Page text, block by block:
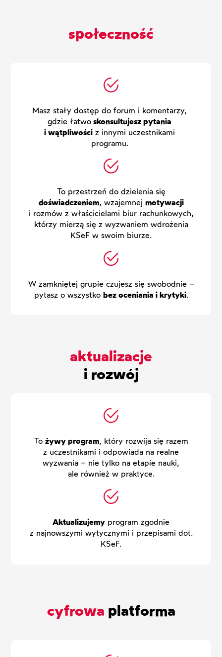
społeczność
Masz stały dostęp do forum i komentarzy,
gdzie łatwo skonsultujesz pytania
i wątpliwości z innymi uczestnikami
programu.
To przestrzeń do dzielenia się
doświadczeniem, wzajemnej motywacji
i rozmów z właścicielami biur rachunkowych,
którzy mierzą się z wyzwaniem wdrożenia
KSeF w swoim biurze.
W zamkniętej grupie czujesz się swobodnie –
pytasz o wszystko bez oceniania i krytyki.
aktualizacje
i rozwój
To żywy program, który rozwija się razem
z uczestnikami i odpowiada na realne
wyzwania – nie tylko na etapie nauki,
ale również w praktyce.
Aktualizujemy program zgodnie
z najnowszymi wytycznymi i przepisami dot.
KSeF.
cyfrowa platforma